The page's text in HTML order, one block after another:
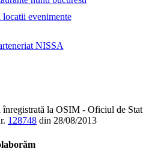
înregistrată la OSIM - Oficiul de Stat
128748 din 28/08/2013